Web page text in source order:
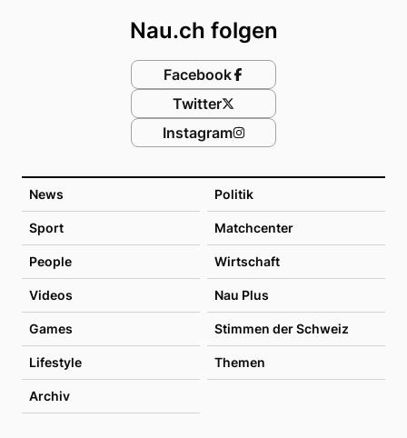
News Politik
Sport Matchcenter
People Wirtschaft
Videos Nau Plus
Games Stimmen der Schweiz
Lifestyle Themen
Archiv
Nau.ch folgen
Facebook
Twitter
Instagram